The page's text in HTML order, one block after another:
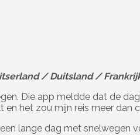
/ Duitsland /
Die app meldde dat de
het zou mijn reis meer dan
lange dag met